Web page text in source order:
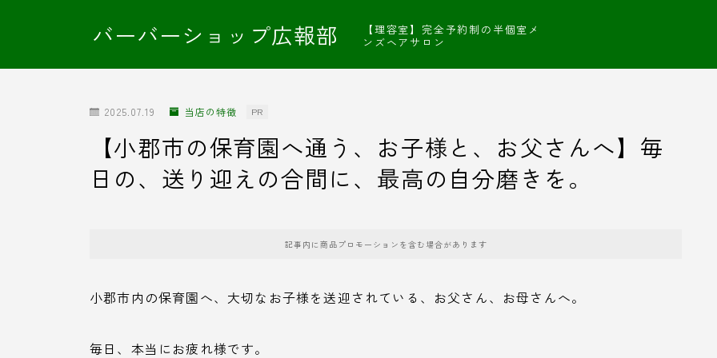
バーバーショップ広報部
【理容室】完全予約制の半個室メ
ンズヘアサロン
2025.07.19 当店の特徴 PR
【小郡市の保育園へ通う、お子様と、お父さんへ】毎
日の、送り迎えの合間に、最高の自分磨きを。
記事内に商品プロモーションを含む場合があります
小郡市内の保育園へ、大切なお子様を送迎されている、お父さん、お母さんへ。
毎日、本当にお疲れ様です。